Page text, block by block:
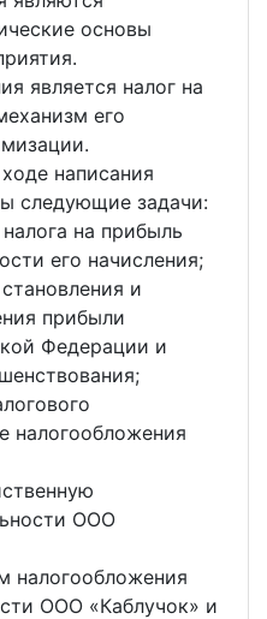
основы
является налог на
его
написания
следующие задачи:
на прибыль
его начисления;
и
прибыли
Федерации и
налогообложения
ООО
налогообложения
ООО «Каблучок» и